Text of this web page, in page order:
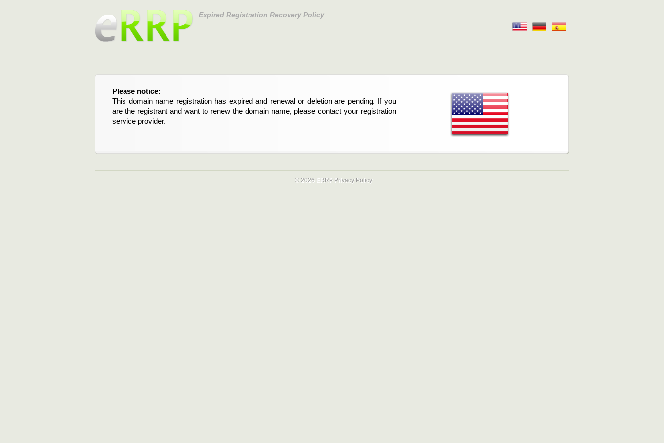
Expired Registration Recovery Policy
Please notice:
This domain name registration has expired and renewal or deletion are pending. If you
are the registrant and want to renew the domain name, please contact your registration
service provider.
Bitte beachten Sie:
Diese Domainregistrierung ist abgelaufen und die Verlängerung oder Löschung der
Domain stehen an. Wenn Sie der Registrant sind und die Domainregistrierung
verlängern möchten, kontaktieren Sie bitte Ihren Service-Provider.
© 2026 ERRP Privacy Policy